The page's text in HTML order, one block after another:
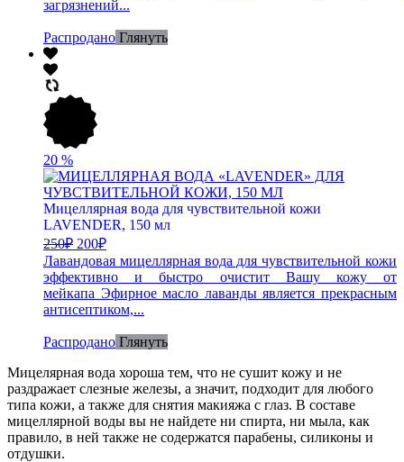
загрязнений...
Распродано Глянуть
20 %
Мицеллярная вода для чувствительной кожи
LAVENDER, 150 мл
250₽ 200₽
Лавандовая мицеллярная вода для чувствительной кожи
эффективно и быстро очистит Вашу кожу от
мейкапа Эфирное масло лаванды является прекрасным
антисептиком,...
Распродано Глянуть
Мицелярная вода хороша тем, что не сушит кожу и не
раздражает слезные железы, а значит, подходит для любого
типа кожи, а также для снятия макияжа с глаз. В составе
мицеллярной воды вы не найдете ни спирта, ни мыла, как
правило, в ней также не содержатся парабены, силиконы и
отдушки.